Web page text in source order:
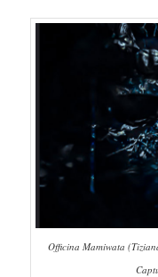
Officina Mamiwata